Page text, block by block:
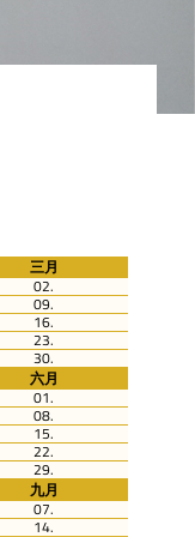
三月
02.
09.
16.
23.
30.
六月
01.
08.
15.
22.
29.
九月
07.
14.